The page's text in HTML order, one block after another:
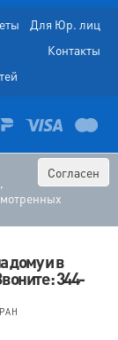
Для Юр. лиц
Контакты
Согласен
дому и в
344-